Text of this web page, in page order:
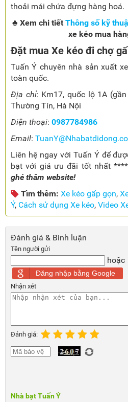
thoải mái chứa đựng hàng hoá.
♣ Xem chi tiết Thông số kỹ
xe kéo mua
Đặt mua Xe kéo đi chợ
Tuấn Ý chuyên nhà sản xuất
toàn quốc.
Địa chỉ: Km17, quốc lộ 1A
Thường Tín, Hà Nội
Điện thoại: 0987784986
Email:
Liên hệ ngay với Tuấn Ý để
bạt với giá ưu đãi tốt nhất
ghé thăm website!
Tìm thêm: Xe kéo gấp gọn,
Ý, Cách sử dụng Xe kéo, Video
Đánh giá & Bình luận
Tên người gửi
hoặc
Đăng nhập bằng Google
Nhận xét
Đánh giá:
Nhà bạt Tuấn Ý